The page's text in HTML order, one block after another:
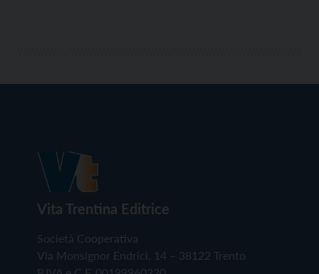
Vita Trentina Editrice
Società Cooperativa
Via Monsignor Endrici, 14 – 38122 Trento